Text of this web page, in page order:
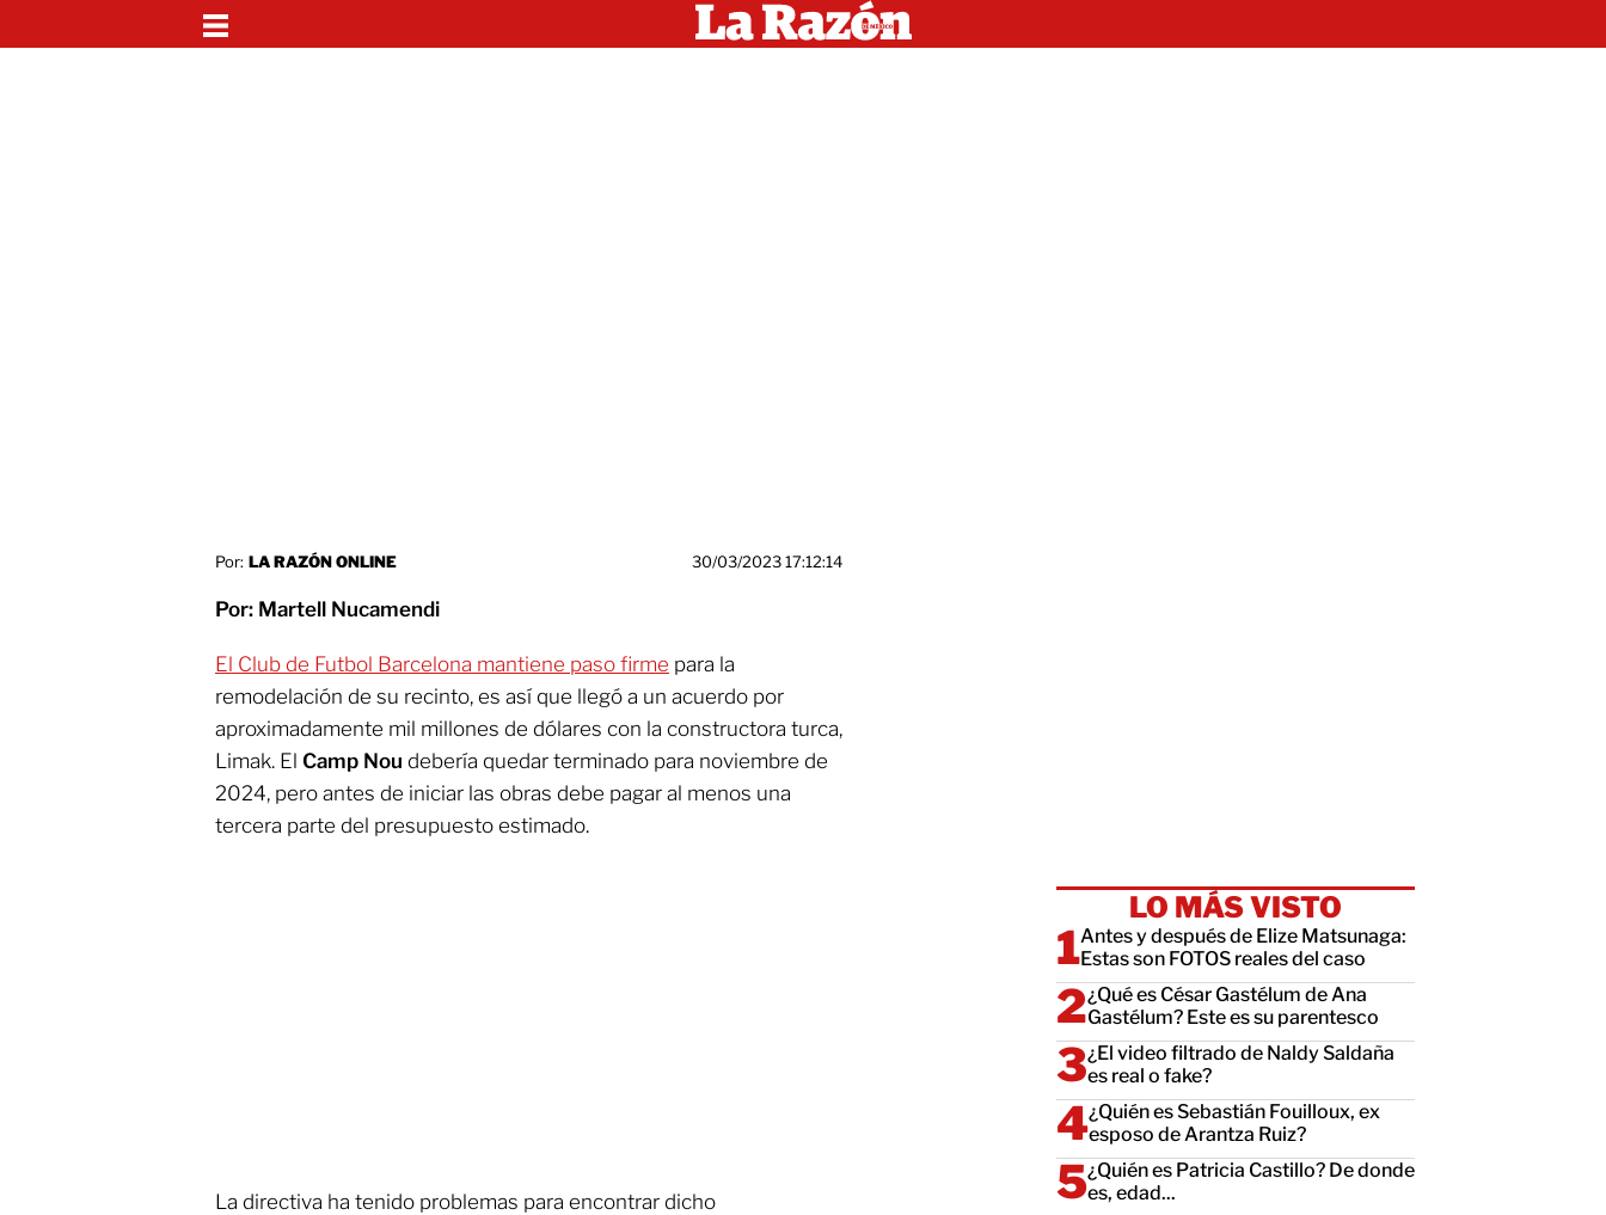
Por: LA RAZÓN ONLINE 30/03/2023 17:12:14
Por: Martell Nucamendi
El Club de Futbol Barcelona mantiene paso firme para la
remodelación de su recinto, es así que llegó a un acuerdo por
aproximadamente mil millones de dólares con la constructora turca,
Limak. El Camp Nou debería quedar terminado para noviembre de
2024, pero antes de iniciar las obras debe pagar al menos una
tercera parte del presupuesto estimado.
La directiva ha tenido problemas para encontrar dicho
LO MÁS VISTO
Antes y después de Elize Matsunaga:
Estas son FOTOS reales del caso
¿Qué es César Gastélum de Ana
Gastélum? Este es su parentesco
¿El video filtrado de Naldy Saldaña
es real o fake?
¿Quién es Sebastián Fouilloux, ex
esposo de Arantza Ruiz?
¿Quién es Patricia Castillo? De donde
es, edad...